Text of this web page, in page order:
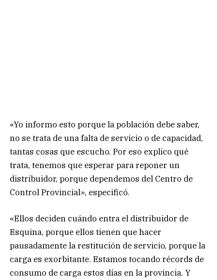
«Yo informo esto porque la población debe saber,
no se trata de una falta de servicio o de capacidad,
tantas cosas que escucho. Por eso explico qué
trata, tenemos que esperar para reponer un
distribuidor, porque dependemos del Centro de
Control Provincial», especificó.
«Ellos deciden cuándo entra el distribuidor de
Esquina, porque ellos tienen que hacer
pausadamente la restitución de servicio, porque la
carga es exorbitante. Estamos tocando récords de
consumo de carga estos días en la provincia. Y